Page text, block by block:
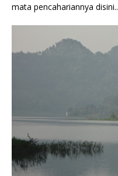
mata pencahariannya disini..